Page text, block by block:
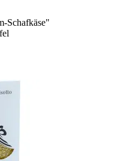
Schafkäse"